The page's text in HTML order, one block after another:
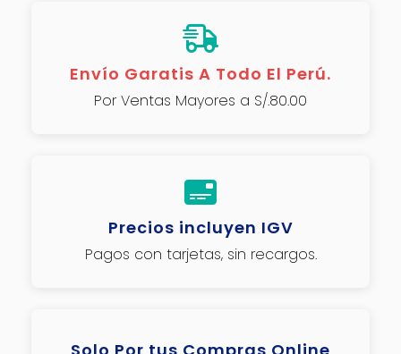
Envío Garatis A Todo El Perú.
Por Ventas Mayores a S/.80.00
Precios incluyen IGV
Pagos con tarjetas, sin recargos.